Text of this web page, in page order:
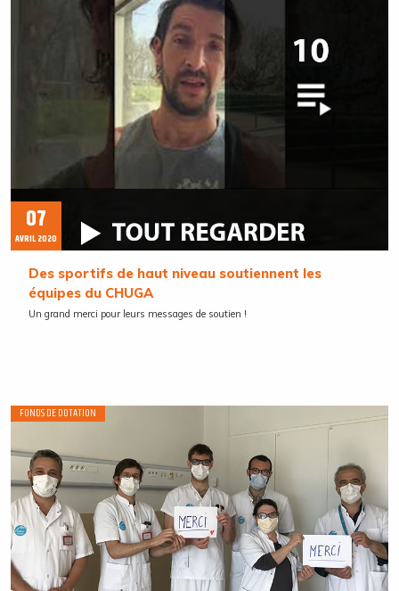
07
AVRIL 2020
Des sportifs de haut niveau soutiennent les
équipes du CHUGA
Un grand merci pour leurs messages de soutien !
FONDS DE DOTATION